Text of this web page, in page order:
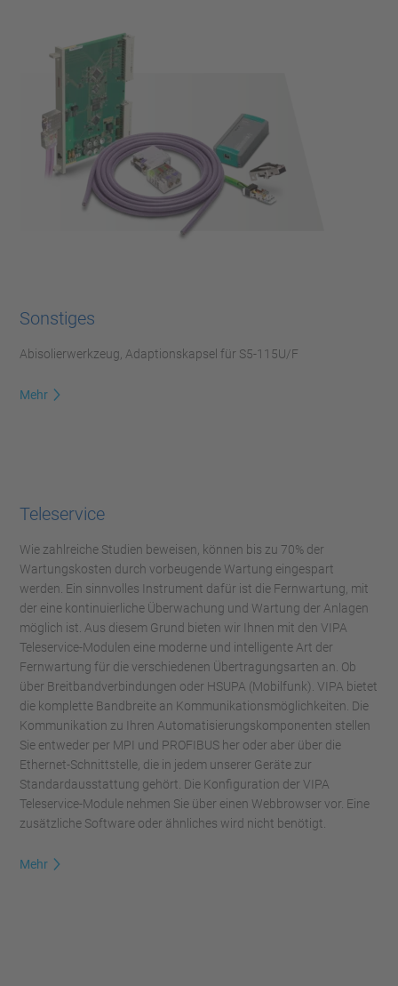
Sonstiges
Abisolierwerkzeug, Adaptionskapsel für S5-115U/F
Mehr
Teleservice
Wie zahlreiche Studien beweisen, können bis zu 70% der
Wartungskosten durch vorbeugende Wartung eingespart
werden. Ein sinnvolles Instrument dafür ist die Fernwartung, mit
der eine kontinuierliche Überwachung und Wartung der Anlagen
möglich ist. Aus diesem Grund bieten wir Ihnen mit den VIPA
Teleservice-Modulen eine moderne und intelligente Art der
Fernwartung für die verschiedenen Übertragungsarten an. Ob
über Breitbandverbindungen oder HSUPA (Mobilfunk). VIPA bietet
die komplette Bandbreite an Kommunikationsmöglichkeiten. Die
Kommunikation zu Ihren Automatisierungskomponenten stellen
Sie entweder per MPI und PROFIBUS her oder aber über die
Ethernet-Schnittstelle, die in jedem unserer Geräte zur
Standardausstattung gehört. Die Konfiguration der VIPA
Teleservice-Module nehmen Sie über einen Webbrowser vor. Eine
zusätzliche Software oder ähnliches wird nicht benötigt.
Mehr